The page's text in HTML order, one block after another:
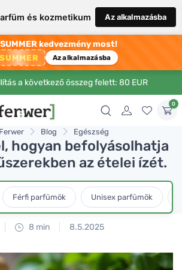
és kozmetikum Az alkalmazásba
SUMMER kedvezmény most!
SUMMER Az alkalmazásba
a következő összeg felett: 80 EUR
0
Ferwer Blog Egészség
hogyan befolyásolhatja
az ételei ízét.
Férfi parfümök Unisex parfümök
8 min 8.5.2025